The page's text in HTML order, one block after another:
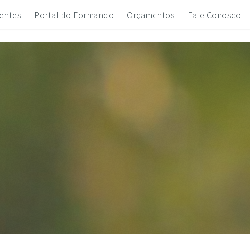
Portal do Formando Orçamentos Fale Conosco